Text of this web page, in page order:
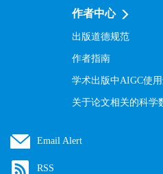
作者中心
出版道德规范
作者指南
学术出版中AIGC使
关于论文相关的科学
Email Alert
RSS